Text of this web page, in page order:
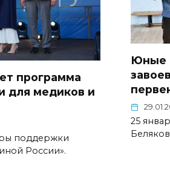
программа
для медиков и
поддержки
России».
Юные
25